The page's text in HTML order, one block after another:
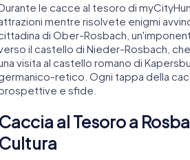
le cacce al tesoro di
mentre risolvete enigmi
di Ober-Rosbach,
il castello di Nieder-Rosbach,
visita al castello romano di
retico. Ogni tappa della
e sfide.
Caccia al Tesoro a
Cultura